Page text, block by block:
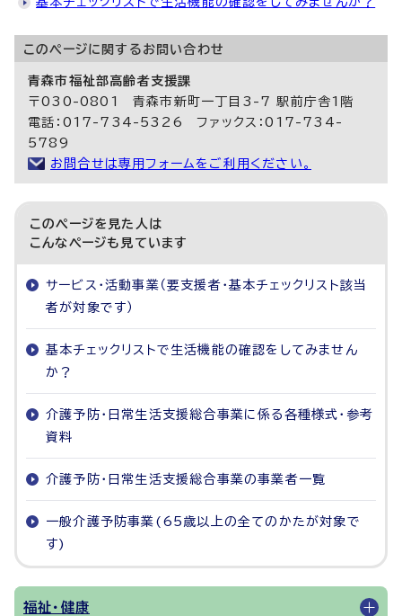
このページに関する お問い合わせ
青森市福祉部高齢者支援課
〒030-0801 青森市新町一丁目3-7 駅前庁舎1階
電話：017-734-5326 ファックス：017-734-
5789
お問合せは専用フォームをご利用ください。
このページを見た人は
こんなページも見ています
サービス・活動事業（要支援者・基本チェックリスト該当
者が対象です）
基本チェックリストで生活機能の確認をしてみません
か？
介護予防・日常生活支援総合事業に係る各種様式・参考
資料
介護予防・日常生活支援総合事業の事業者一覧
一般介護予防事業(65歳以上の全てのかたが対象で
す)
福祉・健康